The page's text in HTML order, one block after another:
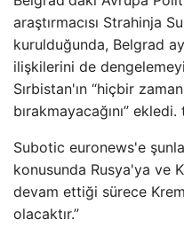
araştırmacısı Strahinja
kurulduğunda, Belgrad
ilişkilerini de
Sırbistan'ın “hiçbir
bırakmayacağını”
Subotic euronews'e
konusunda Rusya'ya ve
devam ettiği sürece
olacaktır.”